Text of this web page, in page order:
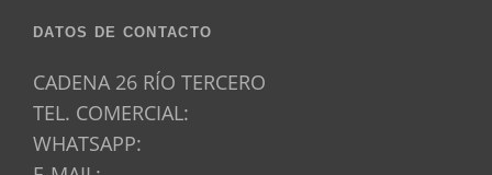
DATOS DE CONTACTO
CADENA 26 RÍO TERCERO
TEL. COMERCIAL:
WHATSAPP: